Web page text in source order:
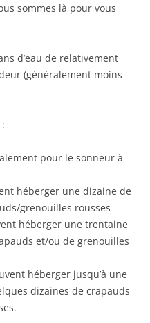
sommes là pour vous
d’eau de relativement
(généralement moins
pour le sonneur à
héberger une dizaine de
grenouilles rousses
héberger une trentaine
et/ou de grenouilles
héberger jusqu’à une
dizaines de crapauds